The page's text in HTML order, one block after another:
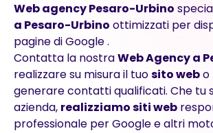
Web agency Pesaro-Urbino
a Pesaro-Urbino ottimizzati per
pagine di Google .
Contatta la nostraWeb Agency a
realizzare su misura il tuosito webo
generare contatti qualificati. Che tu
azienda, realizziamo siti web
professionale per Google e altri